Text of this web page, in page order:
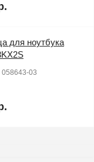
для ноутбука
058643-03